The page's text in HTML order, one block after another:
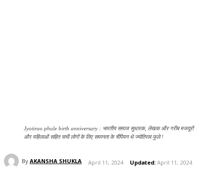
Jyotirao phule birth anniversary : भारतीय समाज सुधारक, लेखक और गरीब मजदूरों
और महिलाओं सहित सभी लोगों के लिए समानता के चैंपियन थे ज्योतिराव फुले !
By AKANSHA SHUKLA April 11, 2024 Updated: April 11, 2024